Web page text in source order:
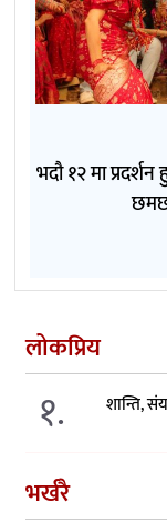
भदौ १२ मा प्रदर्शन
लोकप्रिय
१. शान्ति,
भर्खरै